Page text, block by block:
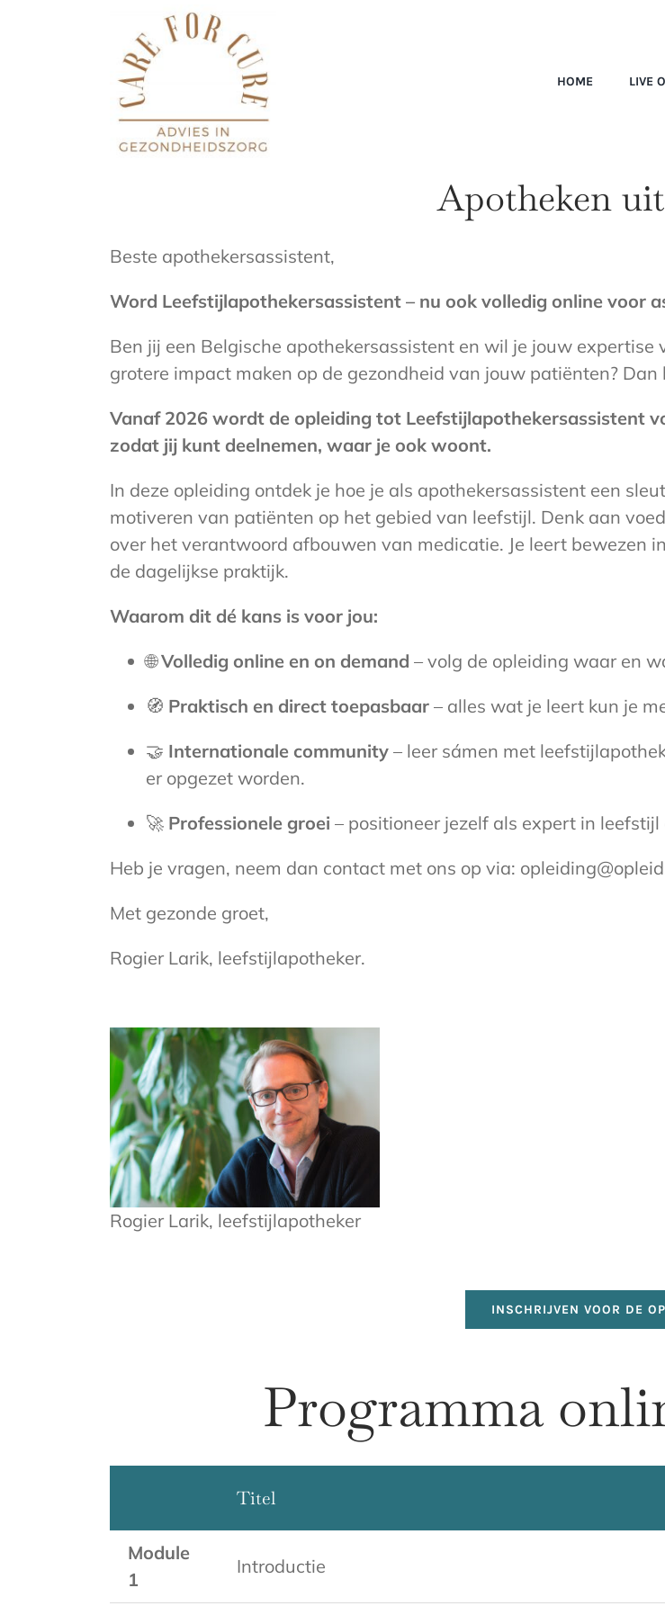
HOME LIVE
Apotheken
Beste apothekersassistent,
Word Leefstijlapothekersassistent – nu ook volledig online voor
Ben jij een Belgische apothekersassistent en wil je jouw
grotere impact maken op de gezondheid van jouw patiënten?
Vanaf 2026 wordt de opleiding tot Leefstijlapothekersassistent
zodat jij kunt deelnemen, waar je ook woont.
In deze opleiding ontdek je hoe je als apothekersassistent een
motiveren van patiënten op het gebied van leefstijl. Denk aan
over het verantwoord afbouwen van medicatie. Je leert bewezen
de dagelijkse praktijk.
Waarom dit dé kans is voor jou:
🌐Volledig online en on demand – volg de opleiding waar en
🧭 Praktisch en direct toepasbaar– alles wat je leert kun je
🤝 Internationale community– leer sámen met
er opgezet worden.
🚀 Professionele groei – positioneer jezelf als expert in
Heb je vragen, neem dan contact met ons op via:
Met gezonde groet,
Rogier Larik, leefstijlapotheker.
Rogier Larik, leefstijlapotheker
INSCHRIJVEN VOOR DE
Programma
Titel
Module
1
Introductie